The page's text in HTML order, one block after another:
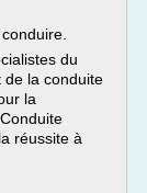
du
de la conduite
la
réussite à